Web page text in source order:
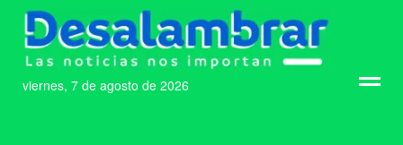
viernes, 7 de agosto de 2026